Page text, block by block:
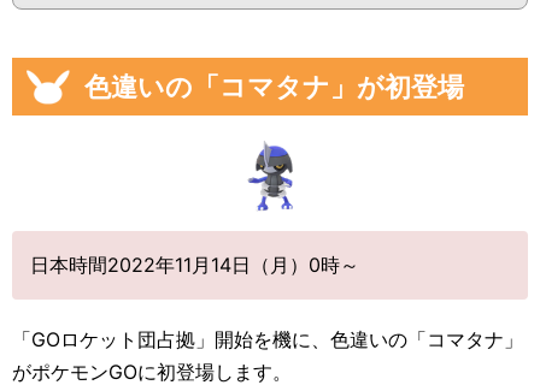
色違いの「コマタナ」が初登場
日本時間2022年11月14日（月）0時～
「GOロケット団占拠」開始を機に、色違いの「コマタナ」
がポケモンGOに初登場します。